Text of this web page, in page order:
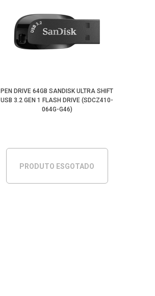
Mais Vendidos
Maior Preço
PEN DRIVE 64GB SANDISK ULTRA SHIFT
USB 3.2 GEN 1 FLASH DRIVE (SDCZ410-
064G-G46)
PRODUTO ESGOTADO